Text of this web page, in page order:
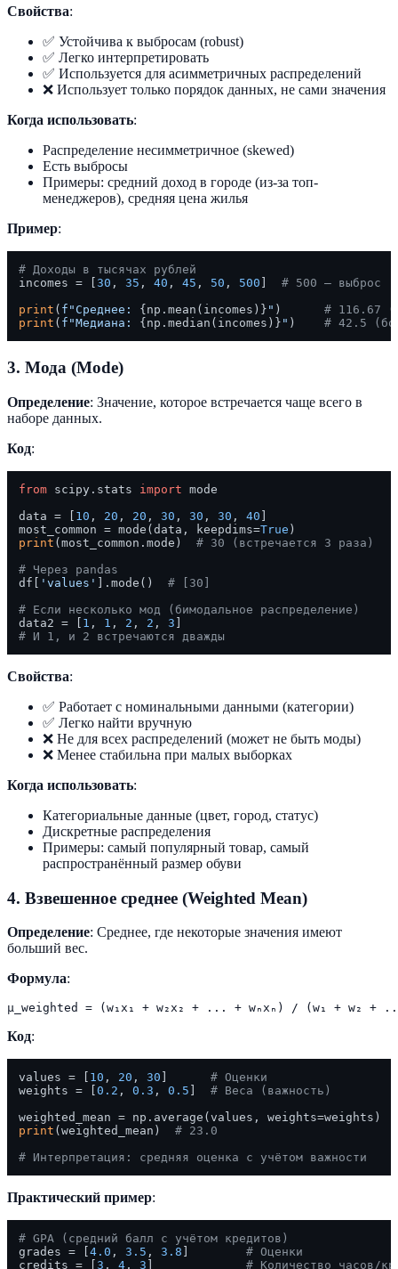
Свойства:
✅ Устойчива к выбросам (robust)
✅ Легко интерпретировать
✅ Используется для асимметричных распределений
❌ Использует только порядок данных, не сами значения
Когда использовать:
Распределение несимметричное (skewed)
Есть выбросы
Примеры: средний доход в городе (из-за топ-
менеджеров), средняя цена жилья
Пример:
# Доходы в тысячах рублей
incomes = [ 30 , 35 , 40 , 45 , 50 , 500
# 500 — выброс
print ( f"Среднее: {np.mean(incomes)} " ) # 116.67
print ( f"Медиана: {np.median(incomes)} " ) # 42.5
3. Мода (Mode)
Определение: Значение, которое встречается чаще всего в
наборе данных.
Код:
from scipy.stats import mode
data = [ 10 , 20 , 20 , 30 , 30 , 30 , 40
most_common = mode(data, keepdims=True
print (most_common.mode) # 30 (встречается 3 раза)
# Через pandas
df[
'values' ].mode() # [30]
# Если несколько мод (бимодальное распределение)
data2 = [ 1 , 1 , 2 , 2 , 3
# И 1, и 2 встречаются дважды
Свойства:
✅ Работает с номинальными данными (категории)
✅ Легко найти вручную
❌ Не для всех распределений (может не быть моды)
❌ Менее стабильна при малых выборках
Когда использовать:
Категориальные данные (цвет, город, статус)
Дискретные распределения
Примеры: самый популярный товар, самый
распространённый размер обуви
4. Взвешенное среднее (Weighted Mean)
Определение: Среднее, где некоторые значения имеют
больший вес.
Формула:
Код:
values = [ 10 , 20 , 30
# Оценки
weights = [ 0.2 , 0.3 , 0.5
# Веса (важность)
print (weighted_mean) # 23.0
# Интерпретация: средняя оценка с учётом важности
Практический пример:
# GPA (средний балл с учётом кредитов)
grades = [ 4.0 , 3.5 , 3.8
# Оценки
credits = [ 3 , 4 , 3 # Количество часов/